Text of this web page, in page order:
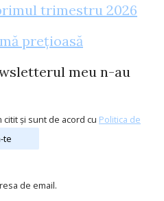
trimestru 2026
prețioasă
meu n-au
citit și sunt de acord cu Politica de
te
de email.